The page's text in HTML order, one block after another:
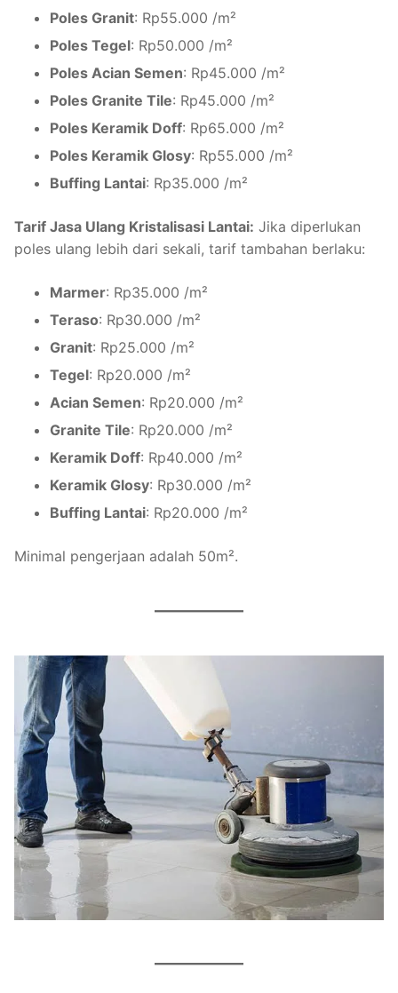
Poles Granit: Rp55.000 /m²
Poles Tegel: Rp50.000 /m²
Poles Acian Semen: Rp45.000 /m²
Poles Granite Tile: Rp45.000 /m²
Poles Keramik Doff: Rp65.000 /m²
Poles Keramik Glosy: Rp55.000 /m²
Buffing Lantai: Rp35.000 /m²
Tarif Jasa Ulang Kristalisasi Lantai: Jika diperlukan
poles ulang lebih dari sekali, tarif tambahan berlaku:
Marmer: Rp35.000 /m²
Teraso: Rp30.000 /m²
Granit: Rp25.000 /m²
Tegel: Rp20.000 /m²
Acian Semen: Rp20.000 /m²
Granite Tile: Rp20.000 /m²
Keramik Doff: Rp40.000 /m²
Keramik Glosy: Rp30.000 /m²
Buffing Lantai: Rp20.000 /m²
Minimal pengerjaan adalah 50m².